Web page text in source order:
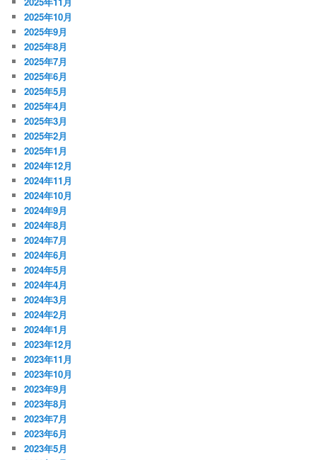
2025年10月
2025年9月
2025年8月
2025年7月
2025年6月
2025年5月
2025年4月
2025年3月
2025年2月
2025年1月
2024年12月
2024年11月
2024年10月
2024年9月
2024年8月
2024年7月
2024年6月
2024年5月
2024年4月
2024年3月
2024年2月
2024年1月
2023年12月
2023年11月
2023年10月
2023年9月
2023年8月
2023年7月
2023年6月
2023年5月